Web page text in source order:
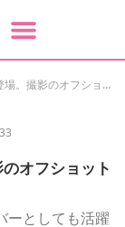
ットにファンからは賞賛の声。
オフショット
ーとしても活躍